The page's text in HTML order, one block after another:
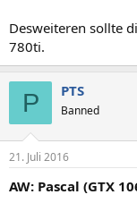
Desweiteren sollte
780ti.
P PTS
Banned
21. Juli 2016
AW: Pascal (GTX